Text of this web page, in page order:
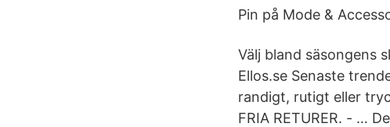
Pin på Mode &
Välj bland säsongens
Ellos.se Senaste
randigt, rutigt eller
FRIA RETURER. - …